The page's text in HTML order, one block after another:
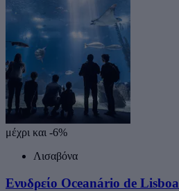
μέχρι και -6%
Λισαβόνα
Ενυδρείο Oceanário de Lisboa